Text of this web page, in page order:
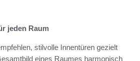
jeden Raum
stilvolle Innentüren gezielt
eines Raumes harmonisch